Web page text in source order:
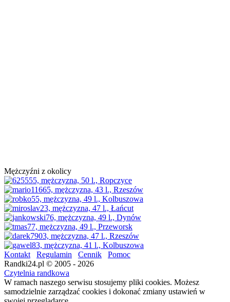
Mężczyźni z okolicy
Kontakt Regulamin Cennik
Pomoc
Randki24.pl © 2005 - 2026
Czytelnia randkowa
W ramach naszego serwisu stosujemy pliki cookies. Możesz
samodzielnie zarządzać cookies i dokonać zmiany ustawień w